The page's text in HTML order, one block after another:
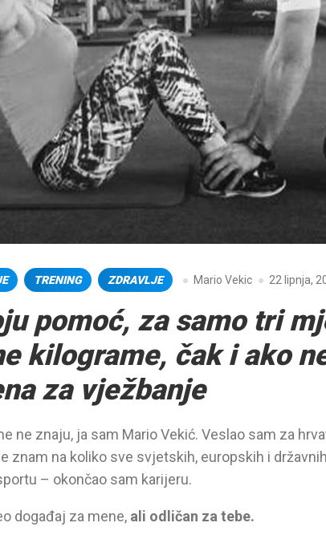
TRENING ZDRAVLJE Mario Vekic 22 lipnja,
pomoć, za samo tri
kilograme, čak i ako
za vježbanje
ne znaju, ja sam Mario Vekić. Veslao sam za
znam na koliko sve svjetskih, europskih i
– okončao sam karijeru.
događaj za mene, ali odličan za tebe.